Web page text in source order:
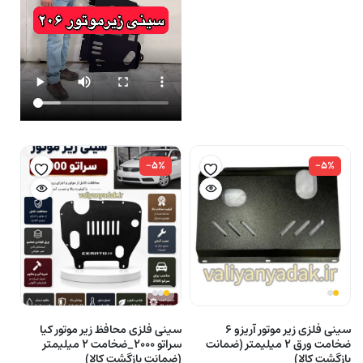
-۵%
سینی فلزی زیر موتور آریزو ۶
ضخامت ورق ۲ میلیمتر (ضمانت
بازگشت کالا)
-۵%
سینی فلزی محافظ زیر موتور کیا
سراتو ۲۰۰۰_ضخامت ۲ میلیمتر
(ضمانت بازگشت کالا)